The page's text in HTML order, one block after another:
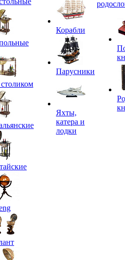
Корабли
Парусники
Яхты,
катера и
лодки